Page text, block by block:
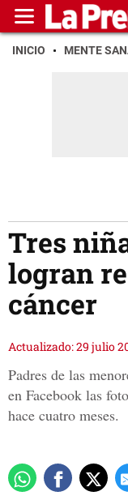
INICIO MENTE
Tres
logran
cáncer
Actualizado: 29 julio
Padres de las
en Facebook las
hace cuatro meses.